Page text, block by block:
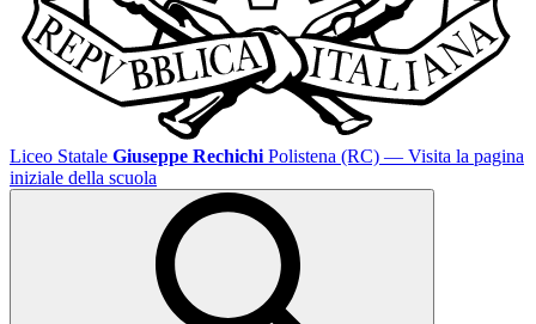
Liceo Statale Giuseppe Rechichi Polistena (RC) — Visita la pagina
iniziale della scuola